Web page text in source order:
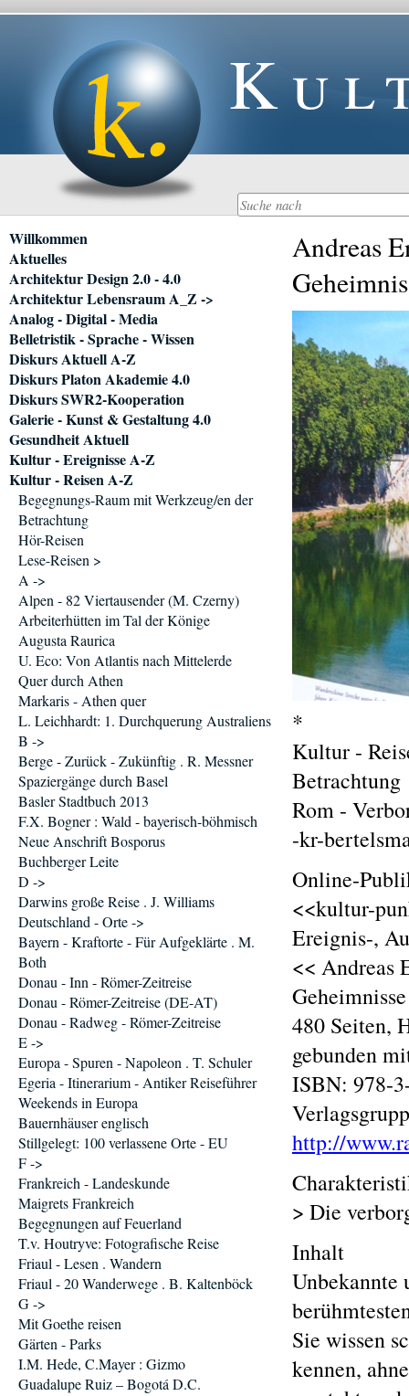
Andreas
*
Kultur -
Betrachtung
Rom -
-kr-
Online-
<<kultur-
Ereignis-,
<< Andreas
480 Seiten,
gebunden
ISBN: 978-
http://
> Die
Inhalt
Unbekannte
Sie wissen
kennen,
Navigation
überspringen
Willkommen
Aktuelles
Architektur Design 2.0 - 4.0
Architektur Lebensraum A_Z ->
Analog - Digital - Media
Belletristik - Sprache - Wissen
Diskurs Aktuell A-Z
Diskurs Platon Akademie 4.0
Diskurs SWR2-Kooperation
Galerie - Kunst & Gestaltung 4.0
Gesundheit Aktuell
Kultur - Ereignisse A-Z
Kultur - Reisen A-Z
Begegnungs-Raum mit Werkzeug/en der
Betrachtung
Hör-Reisen
Lese-Reisen >
A ->
Alpen - 82 Viertausender (M. Czerny)
Arbeiterhütten im Tal der Könige
Augusta Raurica
U. Eco: Von Atlantis nach Mittelerde
Quer durch Athen
Markaris - Athen quer
L. Leichhardt: 1. Durchquerung Australiens
B ->
Berge - Zurück - Zukünftig . R. Messner
Spaziergänge durch Basel
Basler Stadtbuch 2013
F.X. Bogner : Wald - bayerisch-böhmisch
Neue Anschrift Bosporus
Buchberger Leite
D ->
Darwins große Reise . J. Williams
Deutschland - Orte ->
Bayern - Kraftorte - Für Aufgeklärte . M.
Both
Donau - Inn - Römer-Zeitreise
Donau - Römer-Zeitreise (DE-AT)
Donau - Radweg - Römer-Zeitreise
E ->
Europa - Spuren - Napoleon . T. Schuler
Egeria - Itinerarium - Antiker Reiseführer
Weekends in Europa
Bauernhäuser englisch
Stillgelegt: 100 verlassene Orte - EU
F ->
Frankreich - Landeskunde
Maigrets Frankreich
Begegnungen auf Feuerland
T.v. Houtryve: Fotografische Reise
Friaul - Lesen . Wandern
Friaul - 20 Wanderwege . B. Kaltenböck
G ->
Mit Goethe reisen
Gärten - Parks
I.M. Hede, C.Mayer : Gizmo
Guadalupe Ruiz – Bogotá D.C.